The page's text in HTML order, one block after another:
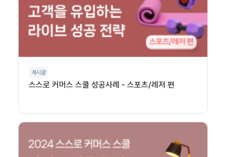
게시글
스스로 커머스 스쿨 성공사례 - 스포츠/레저 편